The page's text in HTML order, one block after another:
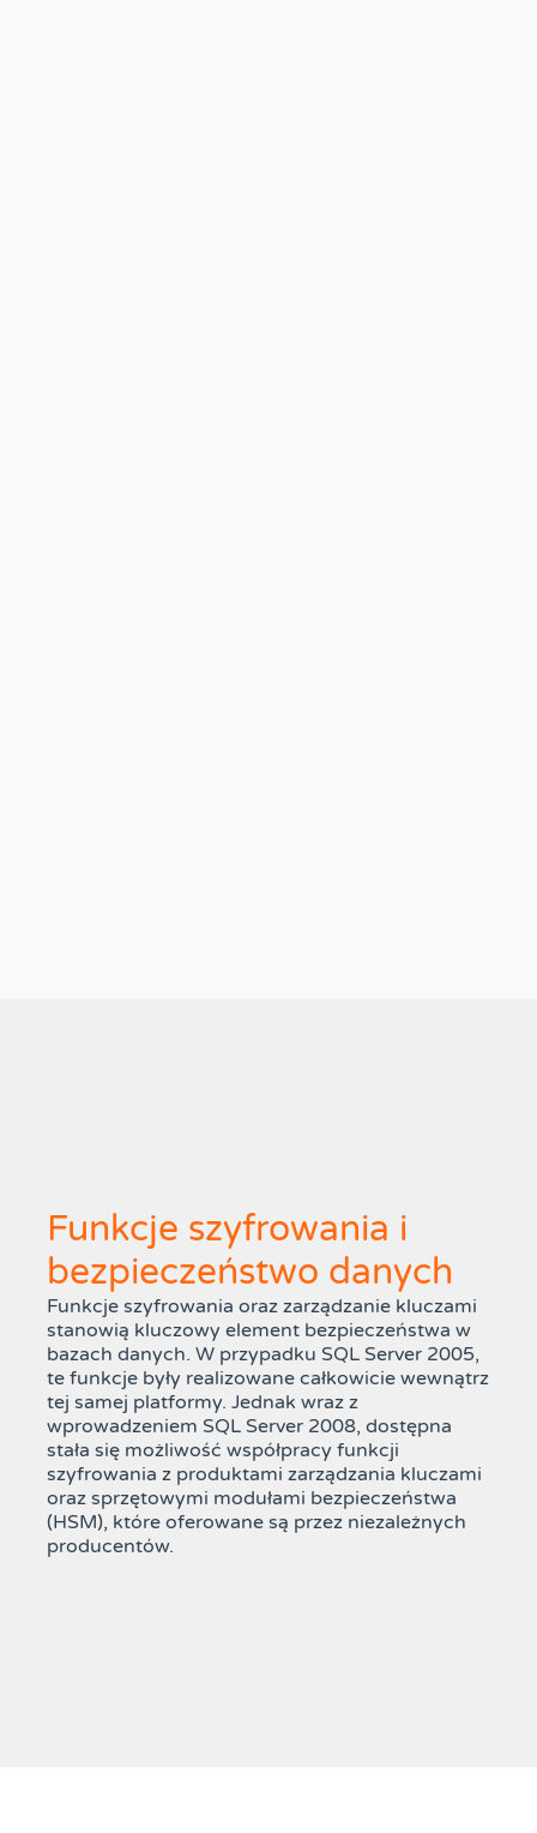
Funkcje szyfrowania i
bezpieczeństwo danych
Funkcje szyfrowania oraz zarządzanie kluczami
stanowią kluczowy element bezpieczeństwa w
bazach danych. W przypadku SQL Server 2005,
te funkcje były realizowane całkowicie wewnątrz
tej samej platformy. Jednak wraz z
wprowadzeniem SQL Server 2008, dostępna
stała się możliwość współpracy funkcji
szyfrowania z produktami zarządzania kluczami
oraz sprzętowymi modułami bezpieczeństwa
(HSM), które oferowane są przez niezależnych
producentów.